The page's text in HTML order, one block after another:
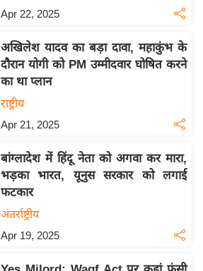
Apr 22, 2025
अखिलेश यादव का बड़ा दावा, महाकुंभ के
दौरान योगी को PM उम्मीदवार घोषित करने
का था प्लान
राष्ट्रीय
Apr 21, 2025
बांग्लादेश में हिंदू नेता को अगवा कर मारा,
भड़का भारत, यूनुस सरकार को लगाई
फटकार
अंतर्राष्ट्रीय
Apr 19, 2025